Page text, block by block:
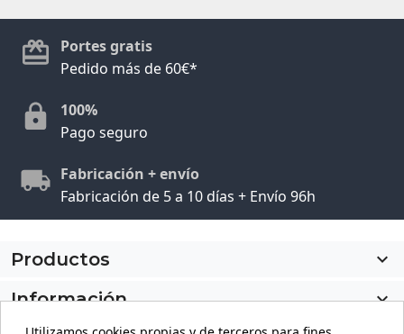
Portes gratis
Pedido más de 60€*
100%
Pago seguro
Fabricación + envío
Fabricación de 5 a 10 días + Envío 96h
Productos

Información
